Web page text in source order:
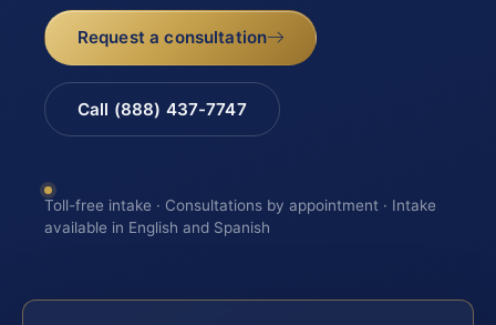
Request a consultation
Call (888) 437-7747
Toll-free intake · Consultations by appointment · Intake
available in English and Spanish